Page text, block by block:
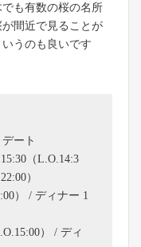
も有数の桜の名所
間近で見ることが
うのも良いです
ート
（L.O.14:3
）
） / ディナー 1
） / ディ